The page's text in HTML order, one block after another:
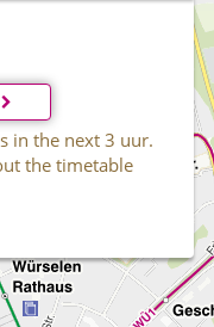
in the next 3 uur.
the timetable